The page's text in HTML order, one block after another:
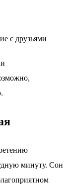
с друзьями
минуту. Сон